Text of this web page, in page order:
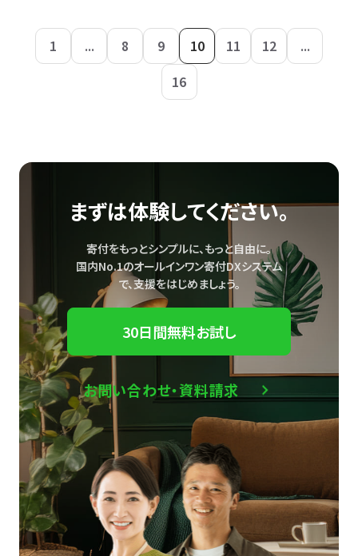
1 ... 8 9 10 11 12
...
16
まずは体験してください。
寄付をもっとシンプルに、もっと自由に。
国内No.1のオールインワン寄付DXシステム
で、支援をはじめましょう。
30日間無料お試し
お問い合わせ・資料請求